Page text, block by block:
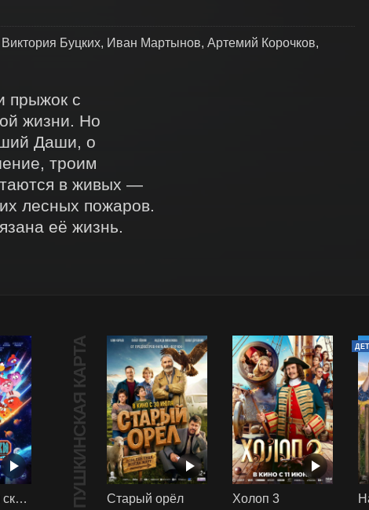
Буцких, Иван Мартынов, Артемий Корочков,
прыжок с
жизни. Но
Даши, о
троим
в живых —
лесных пожаров.
её жизнь.
Смешарики сквозь вселенные ПУШКИНСКАЯ КАРТА Старый орёл Холоп 3